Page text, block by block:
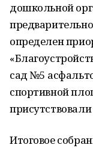
дошкольной
определен
сад №5
спортивной
Итоговое